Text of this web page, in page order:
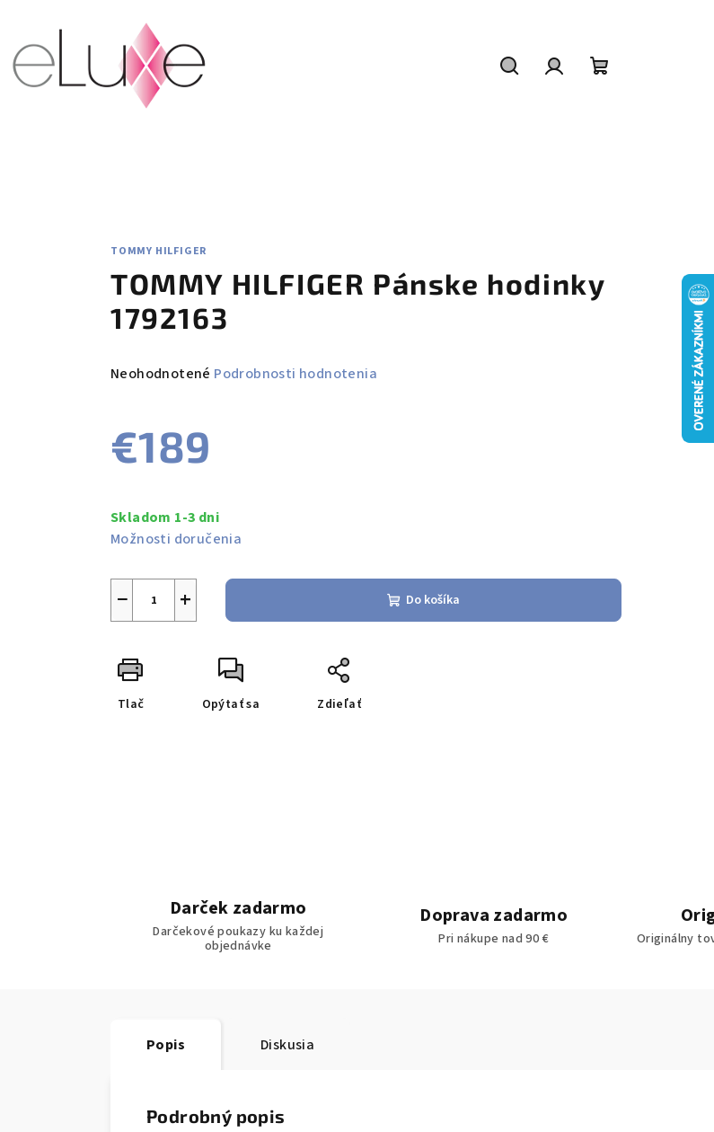
TOMMY HILFIGER
TOMMY HILFIGER Pánske hodinky
1792163
Priemerné
je
0,0
hviezdičiek.
Neohodnotené Podrobnosti hodnotenia
€189
cena:
Skladom 1-3 dni
Možnosti doručenia
+
− Do košíka
Tlač Opýtať sa Zdieľať
Darček zadarmo
Darčekové poukazy ku každej
objednávke
Doprava zadarmo
Pri nákupe nad 90 € Originálny
Popis Diskusia
Podrobný popis